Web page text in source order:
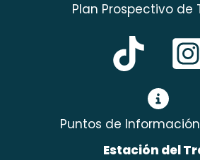
Plan Prospectivo de
Puntos de
Estación del